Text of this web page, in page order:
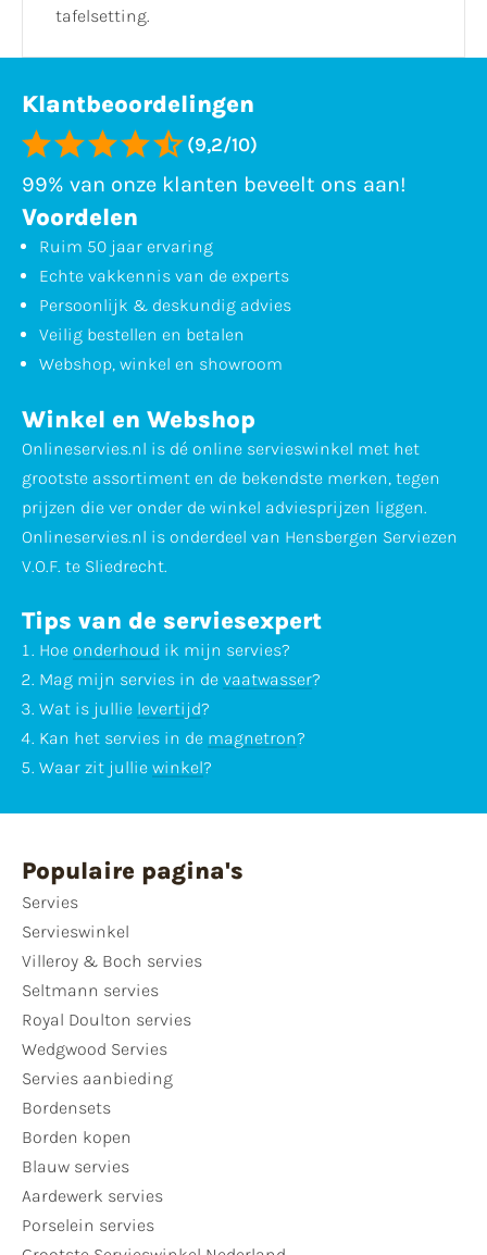
tafelsetting.
Klantbeoordelingen
(9,2/10)
99% van onze klanten beveelt ons aan!
Voordelen
Ruim 50 jaar ervaring
Echte vakkennis van de experts
Persoonlijk & deskundig advies
Veilig bestellen en betalen
Webshop, winkel en showroom
Winkel en Webshop
Onlineservies.nl is dé online servieswinkel met het
grootste assortiment en de bekendste merken, tegen
prijzen die ver onder de winkel adviesprijzen liggen.
Onlineservies.nl is onderdeel van Hensbergen Serviezen
V.O.F. te Sliedrecht.
Tips van de serviesexpert
Hoe onderhoud ik mijn servies?
Mag mijn servies in de vaatwasser?
Wat is jullie levertijd?
Kan het servies in de magnetron?
Waar zit jullie winkel?
Populaire pagina's
Servies
Servieswinkel
Villeroy & Boch servies
Seltmann servies
Royal Doulton servies
Wedgwood Servies
Servies aanbieding
Bordensets
Borden kopen
Blauw servies
Aardewerk servies
Porselein servies